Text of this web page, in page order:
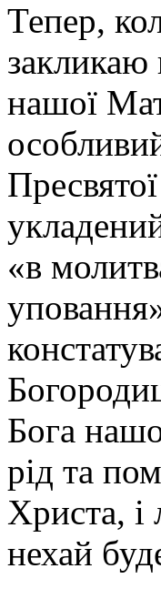
Тепер,
закликаю
нашої
«в
Бога
рід та
Христа, і
нехай